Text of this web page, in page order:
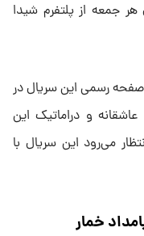
جمعه از پلتفرم شیدا
صفحه رسمی این سریال در
و دراماتیک این
می‌رود این سریال با
خمار